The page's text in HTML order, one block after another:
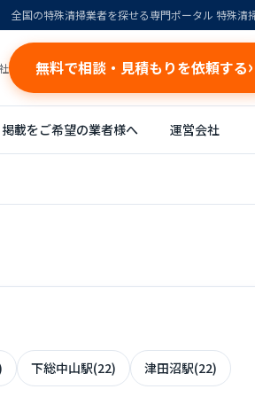
全国の特殊清掃業者を探せる専門ポータル 特殊清
無料で相談・見積もりを依頼する
掲載をご希望の業者様へ 運営会社
下総中山駅(22) 津田沼駅(22)